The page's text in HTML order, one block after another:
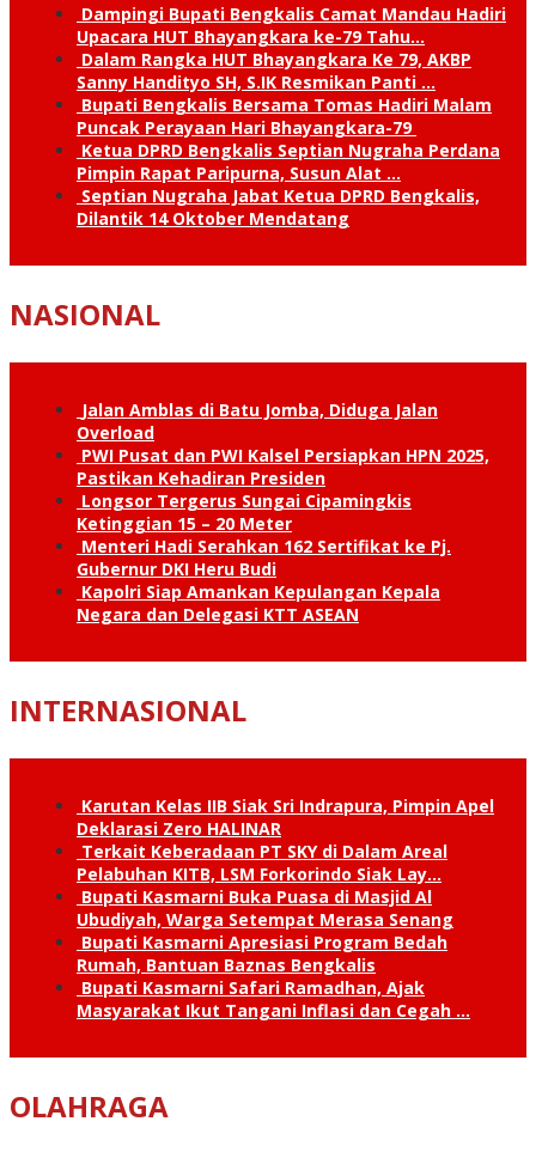
Dampingi Bupati Bengkalis Camat Mandau Hadiri
Upacara HUT Bhayangkara ke-79 Tahu…
Dalam Rangka HUT Bhayangkara Ke 79, AKBP
Sanny Handityo SH, S.IK Resmikan Panti …
Bupati Bengkalis Bersama Tomas Hadiri Malam
Puncak Perayaan Hari Bhayangkara-79
Ketua DPRD Bengkalis Septian Nugraha Perdana
Pimpin Rapat Paripurna, Susun Alat …
Septian Nugraha Jabat Ketua DPRD Bengkalis,
Dilantik 14 Oktober Mendatang
NASIONAL
Jalan Amblas di Batu Jomba, Diduga Jalan
Overload
PWI Pusat dan PWI Kalsel Persiapkan HPN 2025,
Pastikan Kehadiran Presiden
Longsor Tergerus Sungai Cipamingkis
Ketinggian 15 – 20 Meter
Menteri Hadi Serahkan 162 Sertifikat ke Pj.
Gubernur DKI Heru Budi
Kapolri Siap Amankan Kepulangan Kepala
Negara dan Delegasi KTT ASEAN
INTERNASIONAL
Karutan Kelas IIB Siak Sri Indrapura, Pimpin Apel
Deklarasi Zero HALINAR
Terkait Keberadaan PT SKY di Dalam Areal
Pelabuhan KITB, LSM Forkorindo Siak Lay…
Bupati Kasmarni Buka Puasa di Masjid Al
Ubudiyah, Warga Setempat Merasa Senang
Bupati Kasmarni Apresiasi Program Bedah
Rumah, Bantuan Baznas Bengkalis
Bupati Kasmarni Safari Ramadhan, Ajak
Masyarakat Ikut Tangani Inflasi dan Cegah …
OLAHRAGA